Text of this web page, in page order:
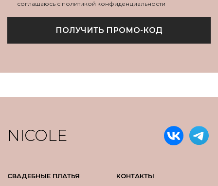
соглашаюсь с политикой конфиденциальности
ПОЛУЧИТЬ ПРОМО-КОД
NICOLE
СВАДЕБНЫЕ ПЛАТЬЯ
КОНТАКТЫ